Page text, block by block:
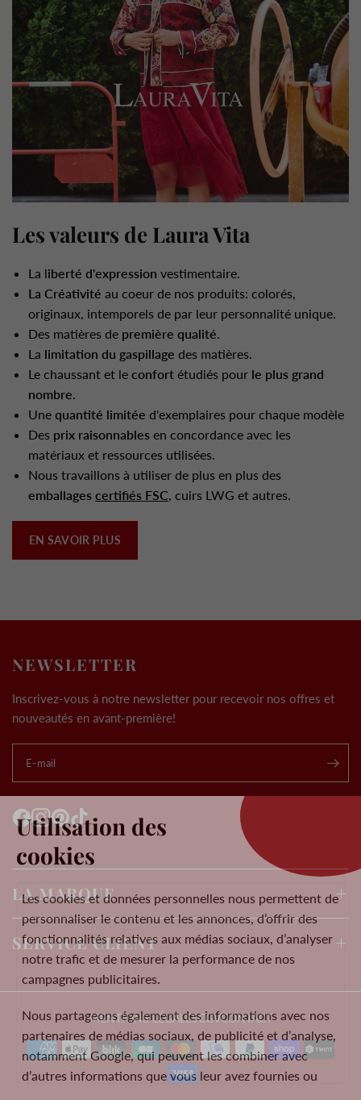
Les valeurs de Laura Vita
La liberté d'expression vestimentaire.
La Créativité au coeur de nos produits: colorés,
originaux, intemporels de par leur personnalité unique.
Des matières de première qualité.
La limitation du gaspillage des matières.
Le chaussant et le confort étudiés pour le plus grand
nombre.
Une quantité limitée d'exemplaires pour chaque modèle
Des prix raisonnables en concordance avec les
matériaux et ressources utilisées.
Nous travaillons à utiliser de plus en plus des
emballages certifiés FSC, cuirs LWG et autres.
EN SAVOIR PLUS
NEWSLETTER
Inscrivez-vous à notre newsletter pour recevoir nos offres et
nouveautés en avant-première!
E-mail
LA MARQUE
SERVICE CLIENT
MENTIONS LÉGALESCGVCONTACT
Utilisation des
cookies
Les cookies et données personnelles nous permettent de
personnaliser le contenu et les annonces, d’offrir des
fonctionnalités relatives aux médias sociaux, d’analyser
notre trafic et de mesurer la performance de nos
campagnes publicitaires.
Nous partageons également des informations avec nos
partenaires de médias sociaux, de publicité et d’analyse,
notamment Google, qui peuvent les combiner avec
d’autres informations que vous leur avez fournies ou